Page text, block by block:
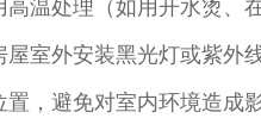
温处理（如用开水烫、
室外安装黑光灯或紫
，避免对室内环境造成影